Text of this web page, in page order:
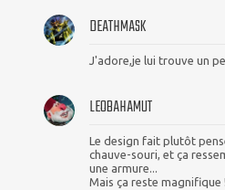
DEATHMASK
J'adore,je lui trouve un
LEOBAHAMUT
Le design fait plutôt
chauve-souri, et ça
une armure...
Mais ça reste magnifique